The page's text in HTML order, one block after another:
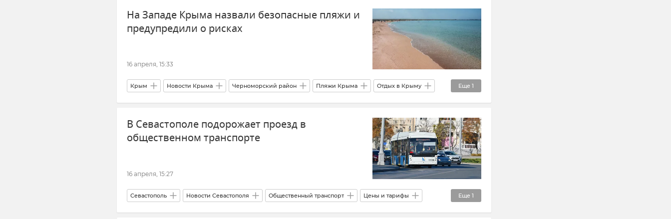
На Западе Крыма назвали безопасные пляжи и
предупредили о рисках
16 апреля, 15:33
Еще 1
Крым Новости Крыма Черноморский район Пляжи Крыма Отдых в Крыму
Крым курортный
В Севастополе подорожает проезд в
общественном транспорте
16 апреля, 15:27
Еще 1
Севастополь Новости Севастополя Общественный транспорт Цены и тарифы
Транспорт